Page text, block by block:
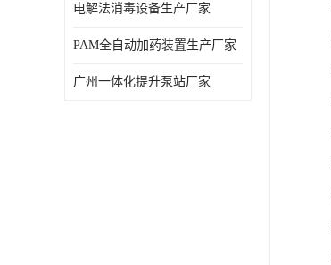
电解法消毒设备生产厂家
PAM全自动加药装置生产厂家
广州一体化提升泵站厂家